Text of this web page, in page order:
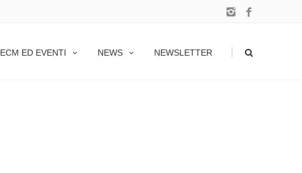
ECM ED EVENTI NEWS NEWSLETTER